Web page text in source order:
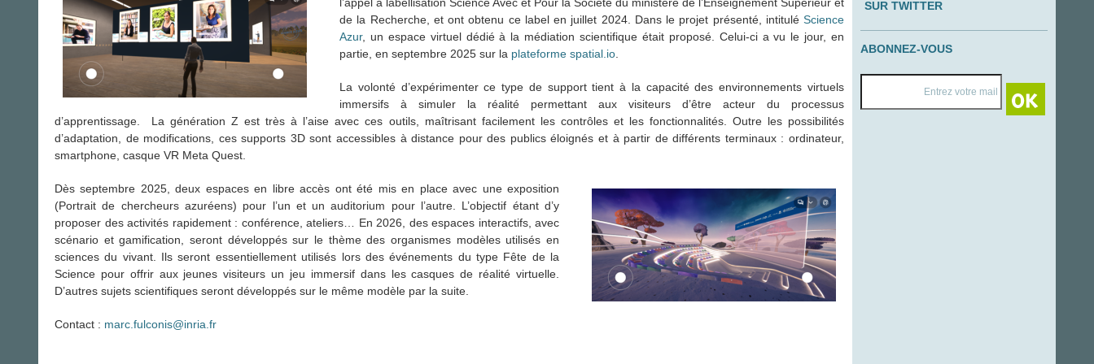
l’appel à labellisation Science Avec et Pour la Société du ministère de l’Enseignement Supérieur et
de la Recherche, et ont obtenu ce label en juillet 2024. Dans le projet présenté, intitulé Science
Azur, un espace virtuel dédié à la médiation scientifique était proposé. Celui-ci a vu le jour, en
partie, en septembre 2025 sur la plateforme spatial.io.
La volonté d’expérimenter ce type de support tient à la capacité des environnements virtuels
immersifs à simuler la réalité permettant aux visiteurs d’être acteur du processus
d’apprentissage. La génération Z est très à l’aise avec ces outils, maîtrisant facilement les contrôles et les fonctionnalités. Outre les possibilités
d’adaptation, de modifications, ces supports 3D sont accessibles à distance pour des publics éloignés et à partir de différents terminaux : ordinateur,
smartphone, casque VR Meta Quest.
Dès septembre 2025, deux espaces en libre accès ont été mis en place avec une exposition
(Portrait de chercheurs azuréens) pour l’un et un auditorium pour l’autre. L’objectif étant d’y
proposer des activités rapidement : conférence, ateliers… En 2026, des espaces interactifs, avec
scénario et gamification, seront développés sur le thème des organismes modèles utilisés en
sciences du vivant. Ils seront essentiellement utilisés lors des événements du type Fête de la
Science pour offrir aux jeunes visiteurs un jeu immersif dans les casques de réalité virtuelle.
D’autres sujets scientifiques seront développés sur le même modèle par la suite.
Contact : marc.fulconis@inria.fr
SUR TWITTER
ABONNEZ-VOUS